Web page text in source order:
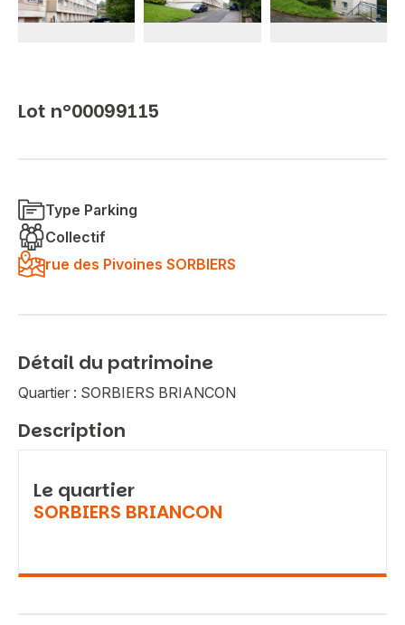
Lot n°00099115
Type Parking
Collectif
rue des Pivoines SORBIERS
Détail du patrimoine
Quartier : SORBIERS BRIANCON
Description
Le quartier
SORBIERS BRIANCON